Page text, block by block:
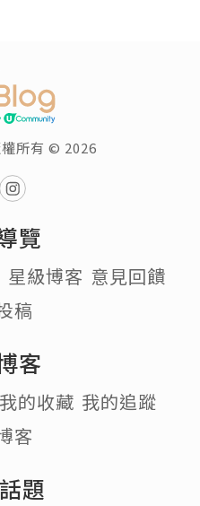
所有 © 2026
覽
星級博客 意見回饋
稿
客
我的收藏 我的追蹤
客
題